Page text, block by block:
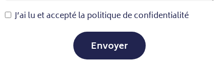
J’ai lu et accepté la politique de confidentialité
Envoyer